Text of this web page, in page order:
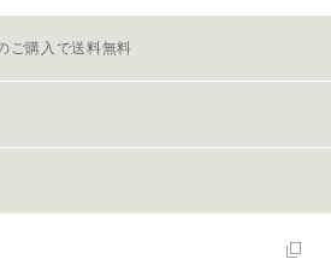
ご購入で送料無料